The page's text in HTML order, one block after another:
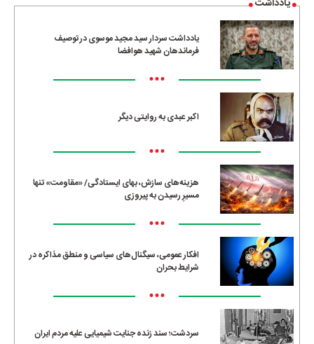
یادداشت
یادداشت سردار سید مجید موسوی در توصیف
فرماندهان شهید هوافضا
•••
اکبر عبدی به روایتی دیگر
•••
هزینه‌های سازش، بهای ایستادگی/ «مقاومت» تنها
مسیرِ رسیدن به پیروزی
•••
افکار عمومی، سیگنال‌های سیاسی و منطق مذاکره در
شرایط بحران
•••
سردشت؛ سند زنده جنایت شیمیایی علیه مردم ایران